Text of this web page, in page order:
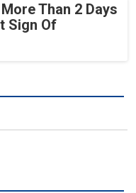
Than 2 Days
Sign Of